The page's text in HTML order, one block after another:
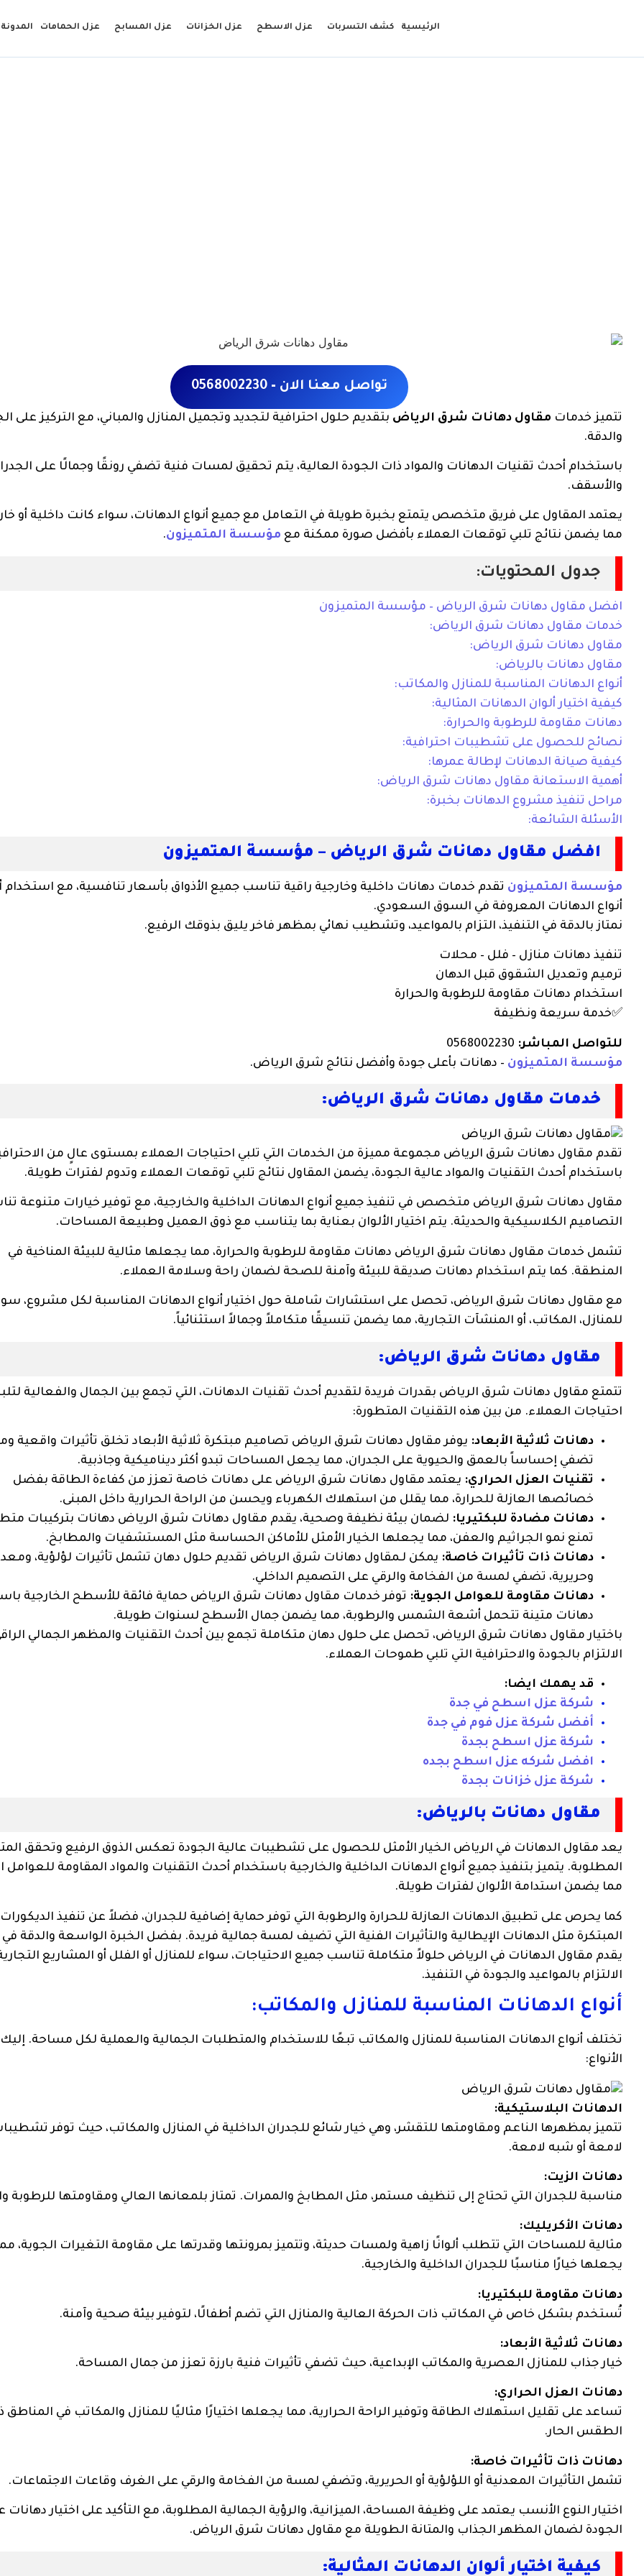
الرئيسية كشف التسربات عزل الاسطح عزل الخزانات عزل المسابح عزل الحمامات المدونة
تواصل معنا الان – 0568002230
تتميز خدمات مقاول دهانات شرق الرياض بتقديم حلول احترافية لتجديد وتجميل المنازل والمباني، مع التركيز على
والدقة.
باستخدام أحدث تقنيات الدهانات والمواد ذات الجودة العالية، يتم تحقيق لمسات فنية تضفي رونقًا وجمالًا على
والأسقف.
يعتمد المقاول على فريق متخصص يتمتع بخبرة طويلة في التعامل مع جميع أنواع الدهانات، سواء كانت داخلية أو
مما يضمن نتائج تلبي توقعات العملاء بأفضل صورة ممكنة مع مؤسسة المتميزون.
جدول المحتويات:
افضل مقاول دهانات شرق الرياض – مؤسسة المتميزون
خدمات مقاول دهانات شرق الرياض:
مقاول دهانات شرق الرياض:
مقاول دهانات بالرياض:
أنواع الدهانات المناسبة للمنازل والمكاتب:
كيفية اختيار ألوان الدهانات المثالية:
دهانات مقاومة للرطوبة والحرارة:
نصائح للحصول على تشطيبات احترافية:
كيفية صيانة الدهانات لإطالة عمرها:
أهمية الاستعانة مقاول دهانات شرق الرياض:
مراحل تنفيذ مشروع الدهانات بخبرة:
الأسئلة الشائعة:
افضل مقاول دهانات شرق الرياض – مؤسسة المتميزون
مؤسسة المتميزون تقدم خدمات دهانات داخلية وخارجية راقية تناسب جميع الأذواق بأسعار تنافسية، مع استخدام
أنواع الدهانات المعروفة في السوق السعودي.
نمتاز بالدقة في التنفيذ، التزام بالمواعيد، وتشطيب نهائي بمظهر فاخر يليق بذوقك الرفيع.
تنفيذ دهانات منازل – فلل – محلات
ترميم وتعديل الشقوق قبل الدهان
استخدام دهانات مقاومة للرطوبة والحرارة
✅خدمة سريعة ونظيفة
للتواصل المباشر:
مؤسسة المتميزون – دهانات بأعلى جودة وأفضل نتائج شرق الرياض.
خدمات مقاول دهانات شرق الرياض:
تقدم مقاول دهانات شرق الرياض مجموعة مميزة من الخدمات التي تلبي احتياجات العملاء بمستوى عالٍ من
باستخدام أحدث التقنيات والمواد عالية الجودة، يضمن المقاول نتائج تلبي توقعات العملاء وتدوم لفترات طويلة.
مقاول دهانات شرق الرياض متخصص في تنفيذ جميع أنواع الدهانات الداخلية والخارجية، مع توفير خيارات متنوعة
التصاميم الكلاسيكية والحديثة. يتم اختيار الألوان بعناية بما يتناسب مع ذوق العميل وطبيعة المساحات.
تشمل خدمات مقاول دهانات شرق الرياض دهانات مقاومة للرطوبة والحرارة، مما يجعلها مثالية للبيئة المناخية في
المنطقة. كما يتم استخدام دهانات صديقة للبيئة وآمنة للصحة لضمان راحة وسلامة العملاء.
مع مقاول دهانات شرق الرياض، تحصل على استشارات شاملة حول اختيار أنواع الدهانات المناسبة لكل مشروع،
للمنازل، المكاتب، أو المنشآت التجارية، مما يضمن تنسيقًا متكاملاً وجمالاً استثنائياً.
مقاول دهانات شرق الرياض:
تتمتع مقاول دهانات شرق الرياض بقدرات فريدة لتقديم أحدث تقنيات الدهانات، التي تجمع بين الجمال والفعالية
احتياجات العملاء. من بين هذه التقنيات المتطورة:
دهانات ثلاثية الأبعاد: يوفر مقاول دهانات شرق الرياض تصاميم مبتكرة ثلاثية الأبعاد تخلق تأثيرات واقعية
تضفي إحساساً بالعمق والحيوية على الجدران، مما يجعل المساحات تبدو أكثر ديناميكية وجاذبية.
تقنيات العزل الحراري: يعتمد مقاول دهانات شرق الرياض على دهانات خاصة تعزز من كفاءة الطاقة بفضل
خصائصها العازلة للحرارة، مما يقلل من استهلاك الكهرباء ويحسن من الراحة الحرارية داخل المبنى.
دهانات مضادة للبكتيريا: لضمان بيئة نظيفة وصحية، يقدم مقاول دهانات شرق الرياض دهانات بتركيبات
تمنع نمو الجراثيم والعفن، مما يجعلها الخيار الأمثل للأماكن الحساسة مثل المستشفيات والمطابخ.
دهانات ذات تأثيرات خاصة: يمكن لـمقاول دهانات شرق الرياض تقديم حلول دهان تشمل تأثيرات لؤلؤية،
وحريرية، تضفي لمسة من الفخامة والرقي على التصميم الداخلي.
دهانات مقاومة للعوامل الجوية: توفر خدمات مقاول دهانات شرق الرياض حماية فائقة للأسطح الخارجية
دهانات متينة تتحمل أشعة الشمس والرطوبة، مما يضمن جمال الأسطح لسنوات طويلة.
باختيار مقاول دهانات شرق الرياض، تحصل على حلول دهان متكاملة تجمع بين أحدث التقنيات والمظهر الجمالي
الالتزام بالجودة والاحترافية التي تلبي طموحات العملاء.
قد يهمك ايضا:
شركة عزل اسطح في جدة
أفضل شركة عزل فوم في جدة
شركة عزل اسطح بجدة
افضل شركه عزل اسطح بجده
شركة عزل خزانات بجدة
مقاول دهانات بالرياض:
يعد مقاول الدهانات في الرياض الخيار الأمثل للحصول على تشطيبات عالية الجودة تعكس الذوق الرفيع وتحقق
المطلوبة. يتميز بتنفيذ جميع أنواع الدهانات الداخلية والخارجية باستخدام أحدث التقنيات والمواد المقاومة للعوامل
مما يضمن استدامة الألوان لفترات طويلة.
كما يحرص على تطبيق الدهانات العازلة للحرارة والرطوبة التي توفر حماية إضافية للجدران، فضلاً عن تنفيذ الديكورات
المبتكرة مثل الدهانات الإيطالية والتأثيرات الفنية التي تضيف لمسة جمالية فريدة. بفضل الخبرة الواسعة والدقة
يقدم مقاول الدهانات في الرياض حلولاً متكاملة تناسب جميع الاحتياجات، سواء للمنازل أو الفلل أو المشاريع
الالتزام بالمواعيد والجودة في التنفيذ.
أنواع الدهانات المناسبة للمنازل والمكاتب:
تختلف أنواع الدهانات المناسبة للمنازل والمكاتب تبعًا للاستخدام والمتطلبات الجمالية والعملية لكل مساحة. إليك
الأنواع:
الدهانات البلاستيكية:
تتميز بمظهرها الناعم ومقاومتها للتقشر، وهي خيار شائع للجدران الداخلية في المنازل والمكاتب، حيث توفر
لامعة أو شبه لامعة.
دهانات الزيت:
مناسبة للجدران التي تحتاج إلى تنظيف مستمر، مثل المطابخ والممرات. تمتاز بلمعانها العالي ومقاومتها للرطوبة
دهانات الأكريليك:
مثالية للمساحات التي تتطلب ألوانًا زاهية ولمسات حديثة، وتتميز بمرونتها وقدرتها على مقاومة التغيرات الجوية،
يجعلها خيارًا مناسبًا للجدران الداخلية والخارجية.
دهانات مقاومة للبكتيريا:
تُستخدم بشكل خاص في المكاتب ذات الحركة العالية والمنازل التي تضم أطفالًا، لتوفير بيئة صحية وآمنة.
دهانات ثلاثية الأبعاد:
خيار جذاب للمنازل العصرية والمكاتب الإبداعية، حيث تضفي تأثيرات فنية بارزة تعزز من جمال المساحة.
دهانات العزل الحراري:
تساعد على تقليل استهلاك الطاقة وتوفير الراحة الحرارية، مما يجعلها اختيارًا مثاليًا للمنازل والمكاتب في المناطق
الطقس الحار.
دهانات ذات تأثيرات خاصة:
تشمل التأثيرات المعدنية أو اللؤلؤية أو الحريرية، وتضفي لمسة من الفخامة والرقي على الغرف وقاعات الاجتماعات.
اختيار النوع الأنسب يعتمد على وظيفة المساحة، الميزانية، والرؤية الجمالية المطلوبة، مع التأكيد على اختيار دهانات
الجودة لضمان المظهر الجذاب والمتانة الطويلة مع مقاول دهانات شرق الرياض.
كيفية اختيار ألوان الدهانات المثالية: